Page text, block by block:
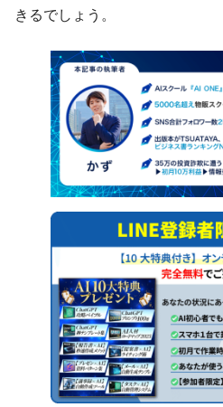
きるでしょう。